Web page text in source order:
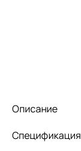
Описание
Спецификация